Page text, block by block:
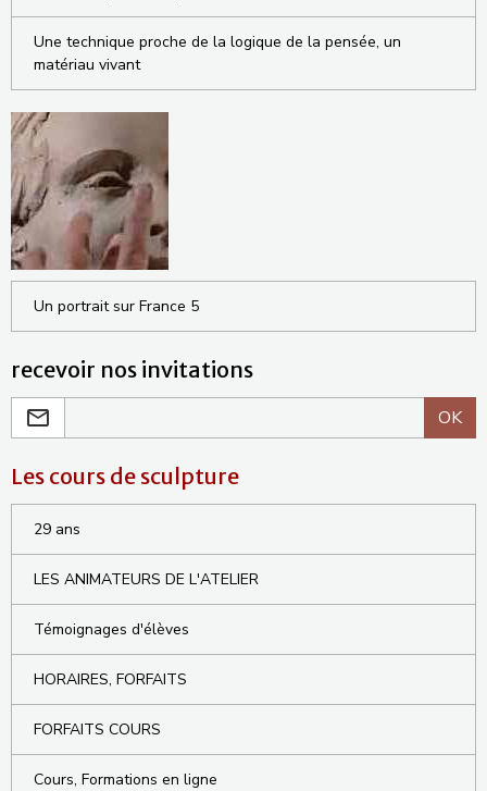
Une technique proche de la logique de la pensée, un
matériau vivant
Un portrait sur France 5
recevoir nos invitations
OK
Les cours de sculpture
29 ans
LES ANIMATEURS DE L'ATELIER
Témoignages d'élèves
HORAIRES, FORFAITS
FORFAITS COURS
Cours, Formations en ligne